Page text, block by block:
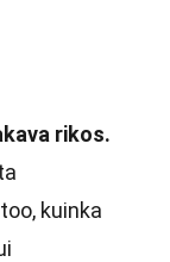
rikos.
kuinka